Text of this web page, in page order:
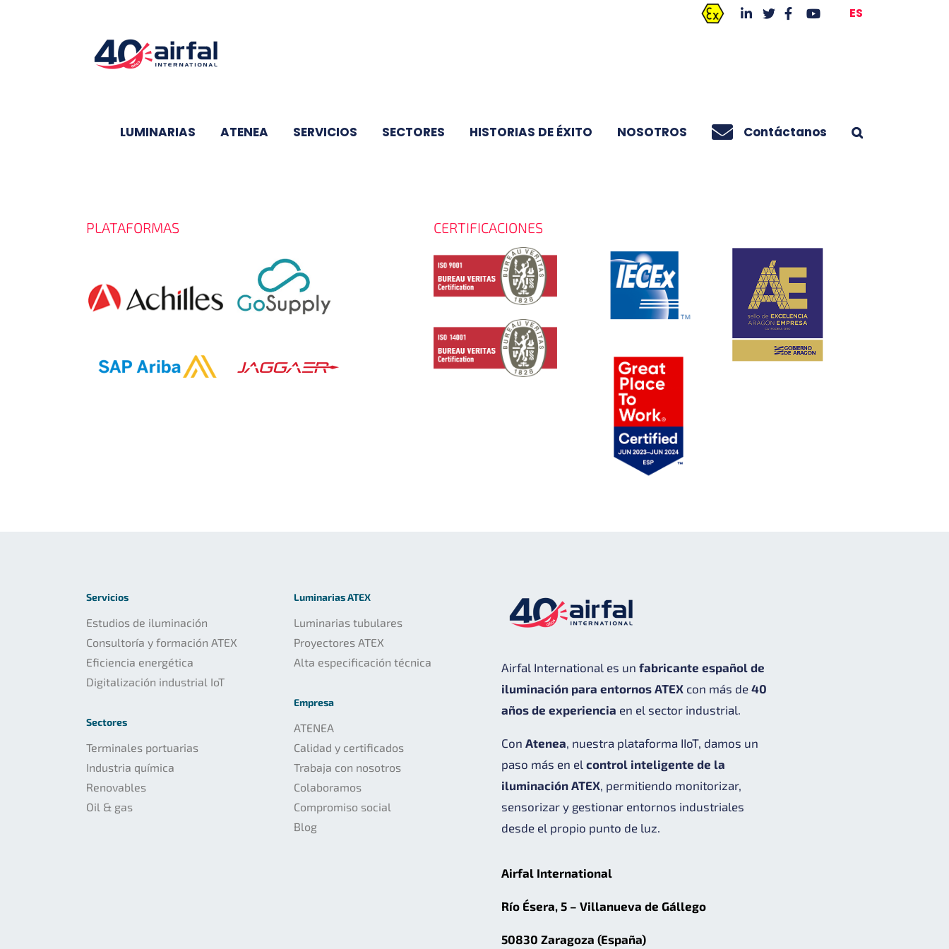
ES
LUMINARIAS ATENEA SERVICIOS SECTORES HISTORIAS DE ÉXITO NOSOTROS Contáctanos
PLATAFORMAS CERTIFICACIONES
Servicios
Estudios de iluminación
Consultoría y formación ATEX
Eficiencia energética
Digitalización industrial IoT
Sectores
Terminales portuarias
Industria química
Renovables
Oil & gas
Luminarias ATEX
Luminarias tubulares
Proyectores ATEX
Alta especificación técnica
Empresa
ATENEA
Calidad y certificados
Trabaja con nosotros
Colaboramos
Compromiso social
Blog
Airfal International es unfabricante español de
iluminación para entornos ATEX con más de40
años de experiencia en el sector industrial.
ConAtenea , nuestra plataforma IIoT, damos un
paso más en elcontrol inteligente de la
iluminación ATEX , permitiendo monitorizar,
sensorizar y gestionar entornos industriales
desde el propio punto de luz.
Airfal International
Río Ésera, 5 – Villanueva de Gállego
50830 Zaragoza (España)